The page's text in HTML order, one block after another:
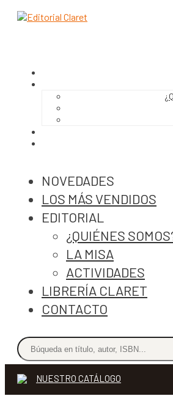
NOVEDADES
LOS MÁS VENDIDOS
EDITORIAL
¿QUIÉNES
LA MISA
ACTIVIDADES
LIBRERÍA CLARET
CONTACTO
NUESTRO CATÁLOGO